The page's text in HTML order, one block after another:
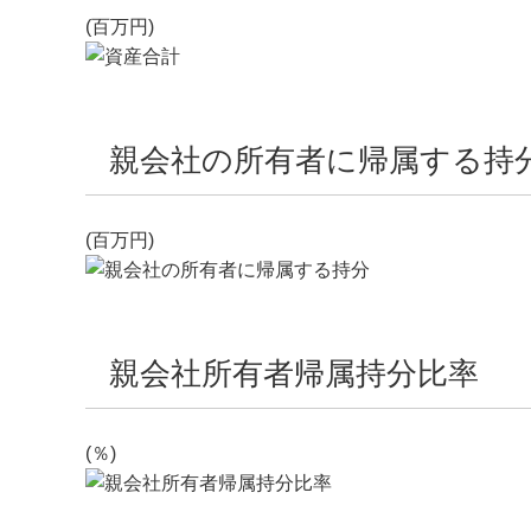
(百万円)
親会社の所有者に帰属する持
(百万円)
親会社所有者帰属持分比率
(％)